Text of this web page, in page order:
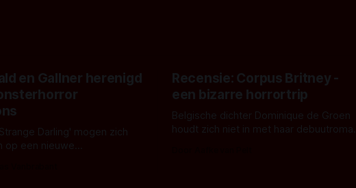
en Gallner herenigd
Darling' mogen zich
op een nieuwe
Recensie: Corpus Britney -
een bizarre horrortrip
Belgische dichter Dominique de Groen
houdt zich niet in met haar debuutroman.